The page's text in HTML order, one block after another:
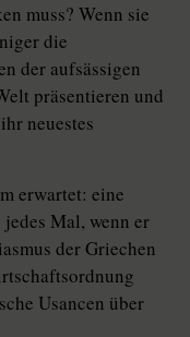
muss? Wenn sie
die
der aufsässigen
präsentieren und
neuestes
erwartet: eine
Mal, wenn er
der Griechen
Usancen über